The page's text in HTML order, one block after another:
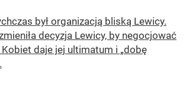
był organizacją bliską Lewicy.
decyzja Lewicy, by negocjować
daje jej ultimatum i „dobę